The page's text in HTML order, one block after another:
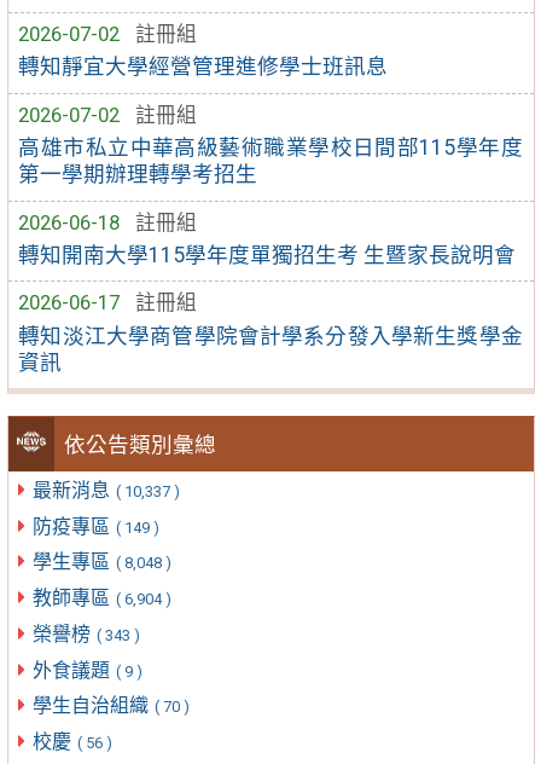
2026-07-02
註冊組
轉知靜宜大學經營管理進修學士班訊息
2026-07-02
註冊組
高雄市私立中華高級藝術職業學校日間部115學年度
第一學期辦理轉學考招生
2026-06-18
註冊組
轉知開南大學115學年度單獨招生考 生暨家長說明會
2026-06-17
註冊組
轉知淡江大學商管學院會計學系分發入學新生獎學金
資訊
依公告類別彙總
最新消息 ( 10,337 )
防疫專區 ( 149 )
學生專區 ( 8,048 )
教師專區 ( 6,904 )
榮譽榜 ( 343 )
外食議題 ( 9 )
學生自治組織 ( 70 )
校慶 ( 56 )